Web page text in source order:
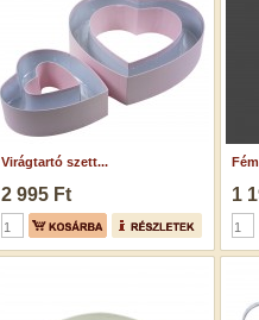
Virágtartó szett...
2 995 Ft 1